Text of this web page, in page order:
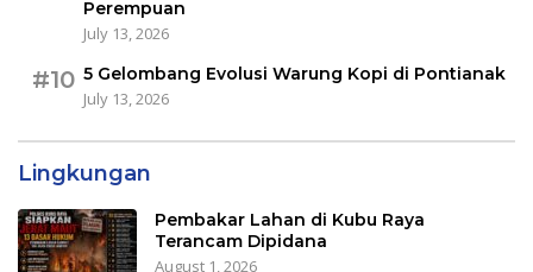
Perempuan
July 13, 2026
#10 5 Gelombang Evolusi Warung Kopi di Pontianak
July 13, 2026
Lingkungan
Pembakar Lahan di Kubu Raya
Terancam Dipidana
August 1, 2026